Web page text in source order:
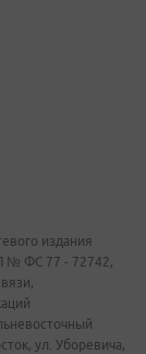
издания
№ ФС 77 - 72742,
ул. Уборевича,